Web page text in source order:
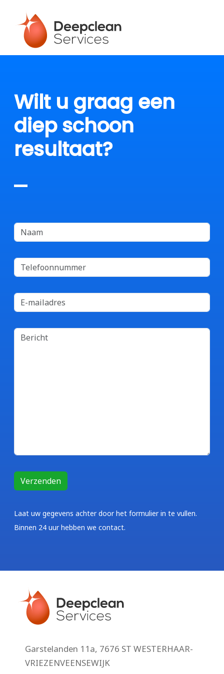
Wilt u graag een
diep schoon
resultaat?
Laat uw gegevens achter door het formulier in te vullen.
Binnen 24 uur hebben we contact.
Garstelanden 11a, 7676 ST WESTERHAAR-
VRIEZENVEENSEWIJK